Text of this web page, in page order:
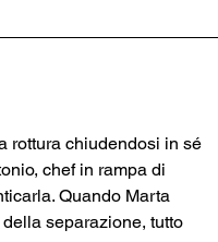
rottura chiudendosi in sé
chef in rampa di
Quando Marta
separazione, tutto